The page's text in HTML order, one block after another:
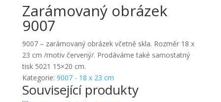
Zarámovaný obrázek
9007
9007 – zarámovaný obrázek včetně skla. Rozměr 18 x
23 cm /motiv červený/. Prodáváme také samostatný
tisk 5021 15×20 cm.
Kategorie: 9007 - 18 x 23 cm
Související produkty